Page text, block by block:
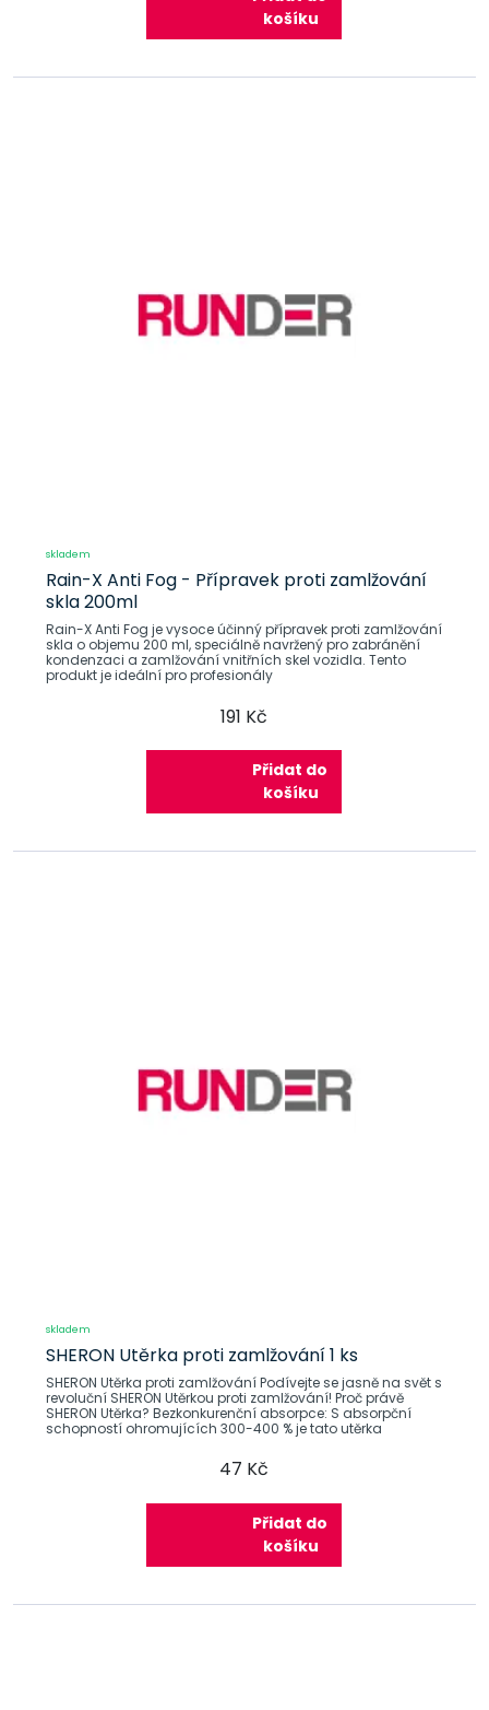
košíku
skladem
Rain-X Anti Fog - Přípravek proti zamlžování
skla 200ml
Rain-X Anti Fog je vysoce účinný přípravek proti zamlžování
skla o objemu 200 ml, speciálně navržený pro zabránění
kondenzaci a zamlžování vnitřních skel vozidla. Tento
produkt je ideální pro profesionály
191 Kč
Přidat do
košíku
skladem
SHERON Utěrka proti zamlžování 1 ks
SHERON Utěrka proti zamlžování Podívejte se jasně na svět s
revoluční SHERON Utěrkou proti zamlžování! Proč právě
SHERON Utěrka? Bezkonkurenční absorpce: S absorpční
schopností ohromujících 300-400 % je tato utěrka
47 Kč
Přidat do
košíku